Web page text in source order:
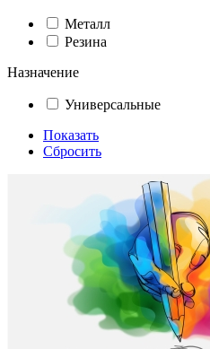
Металл
Резина
Назначение
Универсальные
Показать
Сбросить